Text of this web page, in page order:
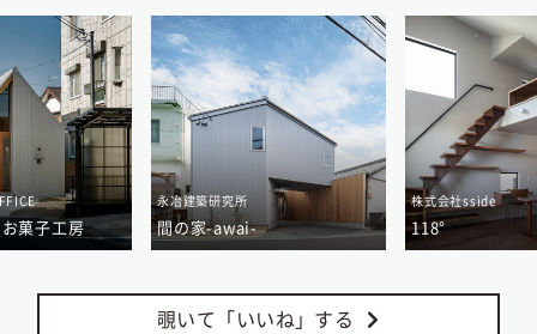
菓子工房
永冶建築研究所
間の家-awai-
株式会社sside
118°
覗いて「いいね」する